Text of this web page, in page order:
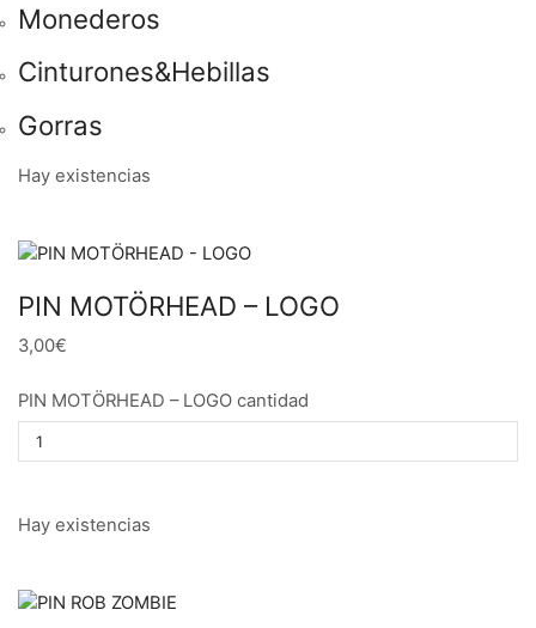
Monederos
Cinturones&Hebillas
Gorras
Hay existencias
PIN MOTÖRHEAD – LOGO
3,00€
PIN MOTÖRHEAD – LOGO cantidad
Hay existencias